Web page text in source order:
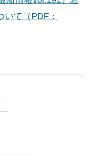
て（PDF：